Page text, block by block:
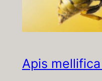
Apis